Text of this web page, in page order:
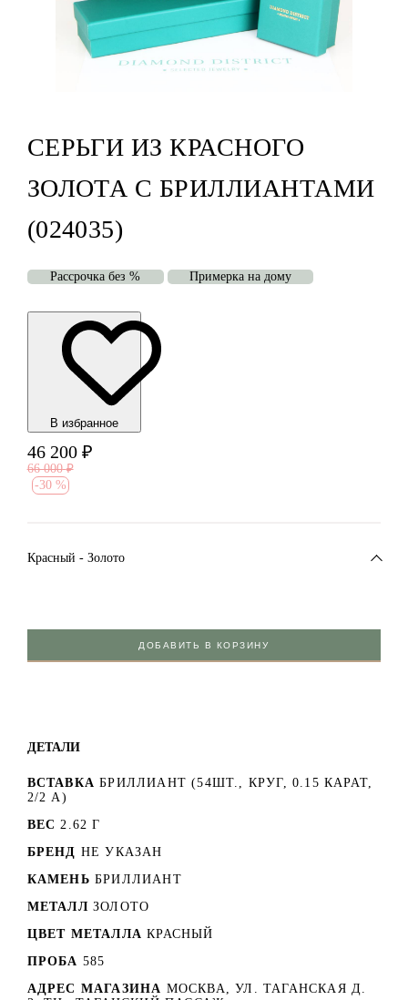
СЕРЬГИ ИЗ КРАСНОГО
ЗОЛОТА С БРИЛЛИАНТАМИ
(024035)
Рассрочка без % Примерка на дому
В избранноe
46 200 ₽
66 000 ₽
-30 %
Красный - Золото
ДОБАВИТЬ В КОРЗИНУ
ДЕТАЛИ
ВСТАВКА БРИЛЛИАНТ (54ШТ., КРУГ, 0.15 КАРАТ,
2/2 А)
ВЕС 2.62 Г
БРЕНД НЕ УКАЗАН
КАМЕНЬ БРИЛЛИАНТ
МЕТАЛЛ ЗОЛОТО
ЦВЕТ МЕТАЛЛА КРАСНЫЙ
ПРОБА 585
АДРЕС МАГАЗИНА МОСКВА, УЛ. ТАГАНСКАЯ Д.